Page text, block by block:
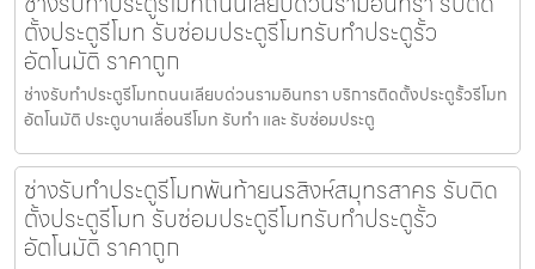
ตั้งประตูรีโมท รับซ่อมประตูรีโมทรับทำประตูรั้ว
อัตโนมัติ ราคาถูก
ช่างรับทำประตูรีโมทถนนเลียบด่วนรามอินทรา บริการติดตั้งประตูรั้วรีโมท
อัตโนมัติ ประตูบานเลื่อนรีโมท รับทำ และ รับซ่อมประตู
ช่างรับทำประตูรีโมทพันท้ายนรสิงห์สมุทรสาคร รับติด
ตั้งประตูรีโมท รับซ่อมประตูรีโมทรับทำประตูรั้ว
อัตโนมัติ ราคาถูก